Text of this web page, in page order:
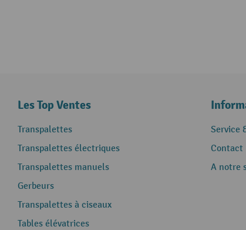
Les Top Ventes
Transpalettes
Transpalettes électriques
Transpalettes manuels
Gerbeurs
Transpalettes à ciseaux
Tables élévatrices
Service
Contact
A notre